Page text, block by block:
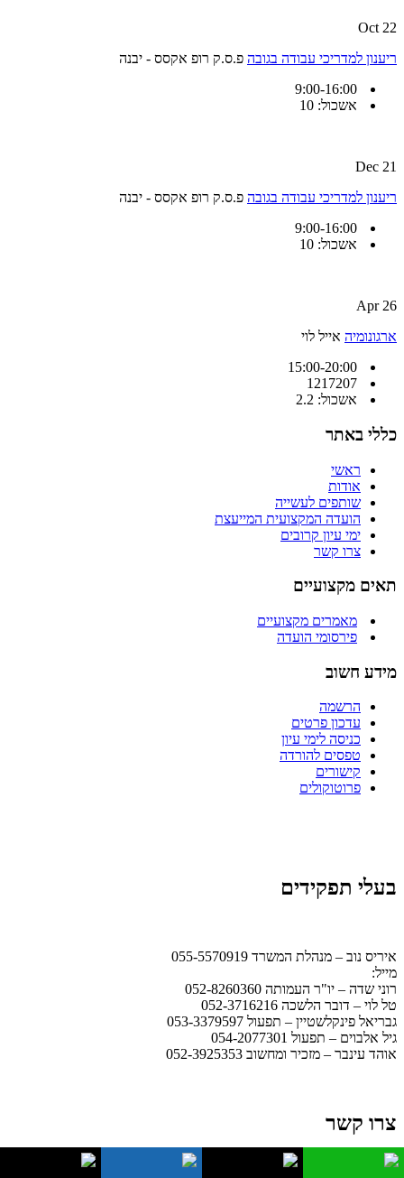
22 Oct
ריענון למדריכי עבודה בגובה פ.ס.ק רופ אקסס - יבנה
אשכול: 10
21 Dec
ריענון למדריכי עבודה בגובה פ.ס.ק רופ אקסס - יבנה
אשכול: 10
26 Apr
ארגונומיה אייל לוי
אשכול: 2.2
כללי באתר
ראשי
אודות
שותפים לעשייה
הועדה המקצועית המייעצת
ימי עיון קרובים
צרו קשר
תאים מקצועיים
מאמרים מקצועיים
פירסומי הועדה
מידע חשוב
הרשמה
עדכון פרטים
כניסה לימי עיון
טפסים להורדה
קישורים
פרוטוקולים
בעלי תפקידים
איריס נוב – מנהלת המשרד 055-5570919
מייל:
רוני שדה – יו"ר העמותה 052-8260360
טל לוי – דובר הלשכה 052-3716216
גבריאל פינקלשטיין – תפעול 053-3379597
גיל אלבוים – תפעול 054-2077301
אוהד עינבר – מזכיר ומחשוב 052-3925353
צרו קשר
שעות מענה טלפוני במשרד – בימי ראשון 12:00 – 17:00